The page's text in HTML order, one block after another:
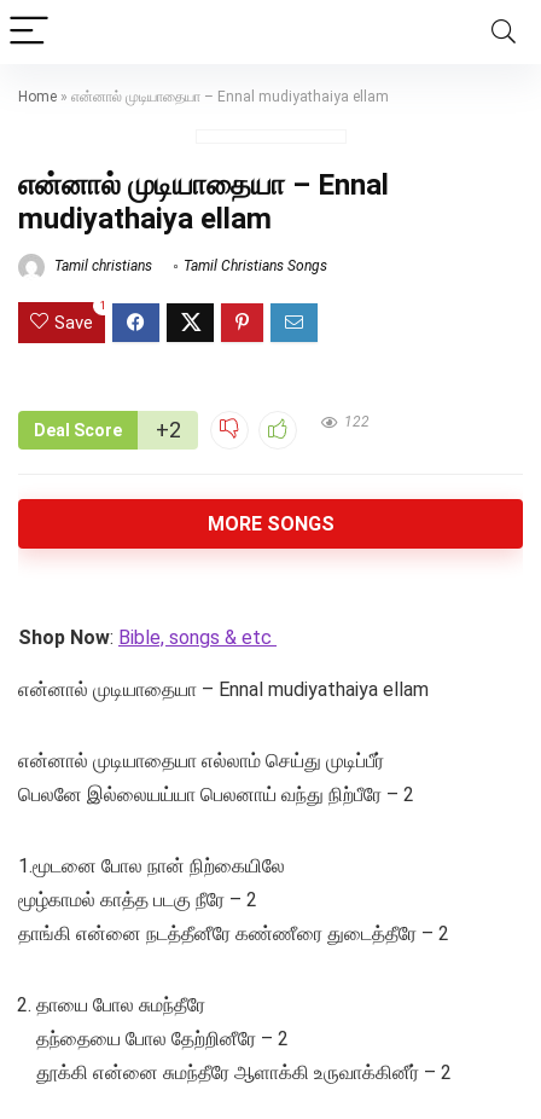
Home » என்னால் முடியாதையா – Ennal mudiyathaiya ellam
என்னால் முடியாதையா – Ennal
mudiyathaiya ellam
Tamil christians Tamil Christians Songs
Save
1
Deal Score +2 122
MORE SONGS
Shop Now: Bible, songs & etc
என்னால் முடியாதையா – Ennal mudiyathaiya ellam
என்னால் முடியாதையா எல்லாம் செய்து முடிப்பீர்
பெலனே இல்லையய்யா பெலனாய் வந்து நிற்பீரே – 2
1.மூடனை போல நான் நிற்கையிலே
மூழ்காமல் காத்த படகு நீரே – 2
தாங்கி என்னை நடத்தீனீரே கண்ணீரை துடைத்தீரே – 2
தாயை போல சுமந்தீரே
தந்தையை போல தேற்றினீரே – 2
தூக்கி என்னை சுமந்தீரே ஆளாக்கி உருவாக்கினீர் – 2